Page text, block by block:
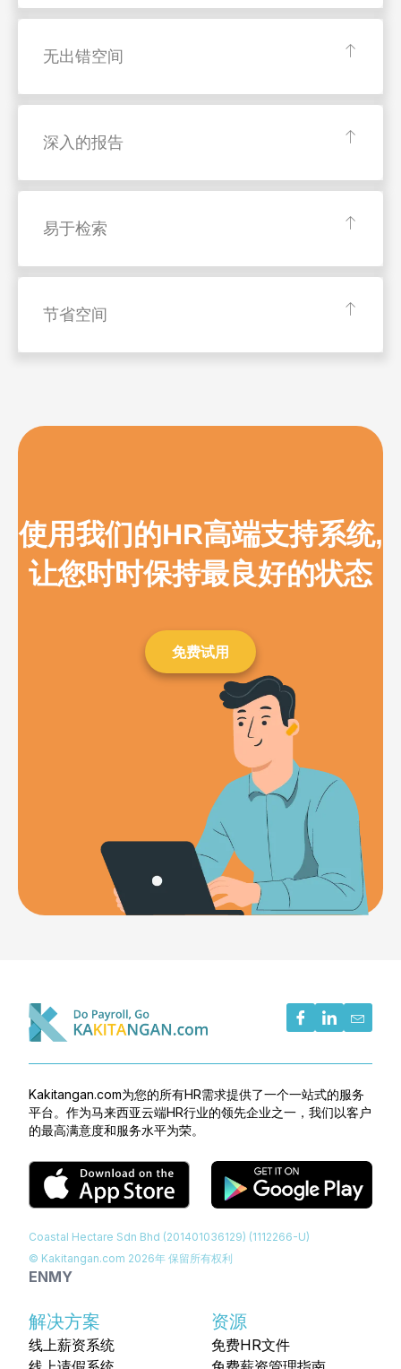
无出错空间
深入的报告
易于检索
节省空间
使用我们的HR高端支持系统,
让您时时保持最良好的状态
免费试用
Kakitangan.com为您的所有HR需求提供了一个一站式的服务
平台。作为马来西亚云端HR行业的领先企业之一，我们以客户
的最高满意度和服务水平为荣。
Coastal Hectare Sdn Bhd (201401036129) (1112266-U)
© Kakitangan.com 2026年 保留所有权利
ENMY
解决方案
线上薪资系统
资源
免费HR文件